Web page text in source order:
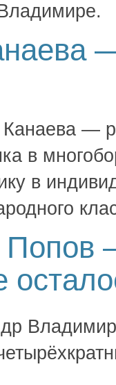
Канаева —
в
в
Попов